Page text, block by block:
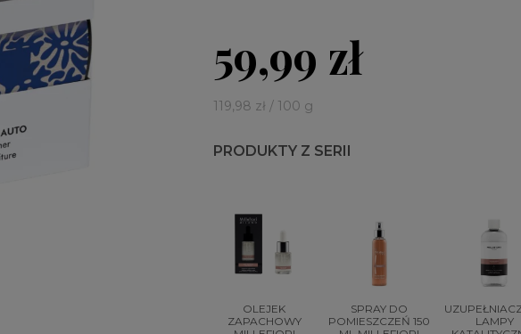
59,99 zł
119,98 zł / 100 g
PRODUKTY Z SERII
OLEJEK
ZAPACHOWY
SPRAY DO
POMIESZCZEŃ 150
LAMPY